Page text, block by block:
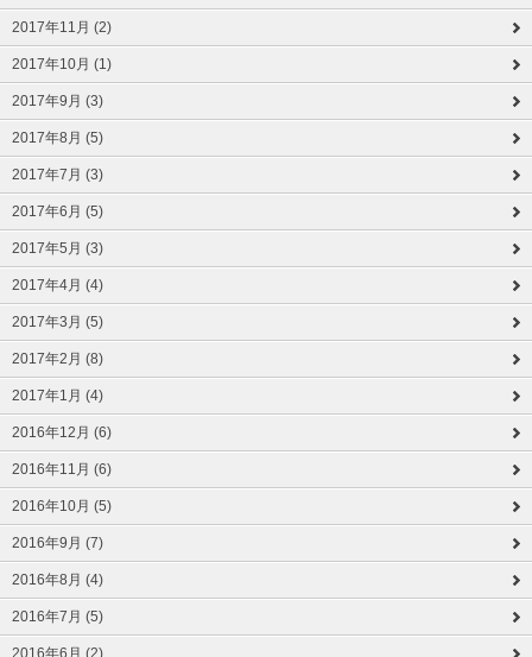
2017年11月 (2)
2017年10月 (1)
2017年9月 (3)
2017年8月 (5)
2017年7月 (3)
2017年6月 (5)
2017年5月 (3)
2017年4月 (4)
2017年3月 (5)
2017年2月 (8)
2017年1月 (4)
2016年12月 (6)
2016年11月 (6)
2016年10月 (5)
2016年9月 (7)
2016年8月 (4)
2016年7月 (5)
2016年6月 (2)